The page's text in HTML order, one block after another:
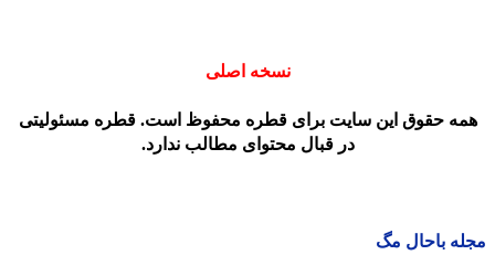
نسخه اصلی
حقوق این سایت برای قطره محفوظ است. قطره مسئولیتی
در قبال محتوای مطالب ندارد.
باحال مگ